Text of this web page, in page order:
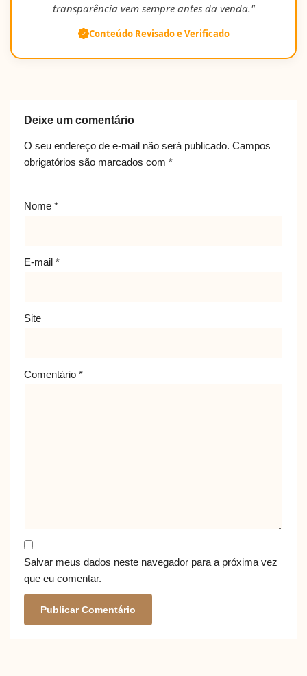
transparência vem sempre antes da venda."
Conteúdo Revisado e Verificado
Deixe um comentário
O seu endereço de e-mail não será publicado. Campos
obrigatórios são marcados com *
Nome *
E-mail *
Site
Comentário *
Salvar meus dados neste navegador para a próxima vez
que eu comentar.